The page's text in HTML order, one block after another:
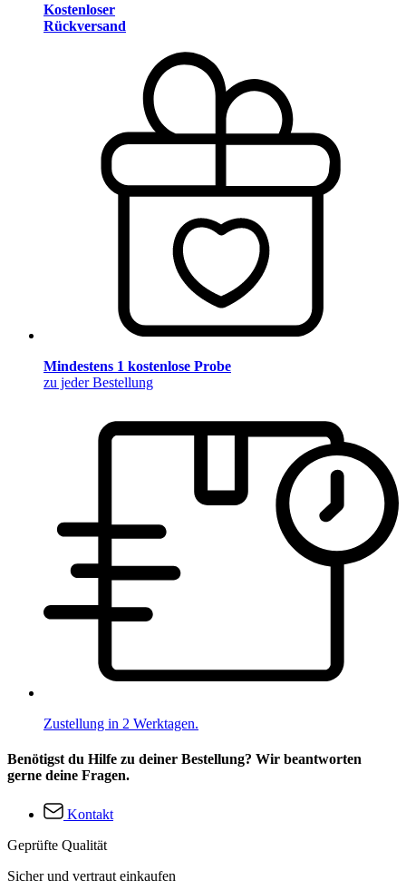
Kostenloser
Rückversand
Mindestens 1 kostenlose Probe
zu jeder Bestellung
Zustellung in 2 Werktagen.
Benötigst du Hilfe zu deiner Bestellung? Wir beantworten
gerne deine Fragen.
Kontakt
Geprüfte Qualität
Sicher und vertraut einkaufen